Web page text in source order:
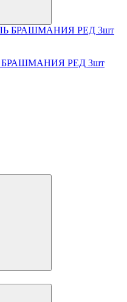
БРАШМАНИЯ РЕД 3шт